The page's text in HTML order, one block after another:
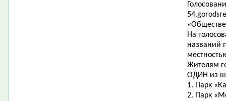
На
названий
Жителям
ОДИН из
1. Парк
2. Парк